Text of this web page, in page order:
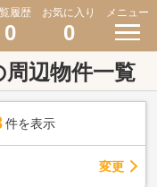
履歴
0
お気に入り
0
メニュー
周辺物件一覧
件を表示
変更